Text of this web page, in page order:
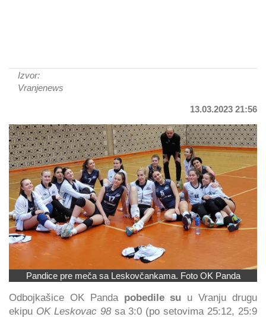
Izvor:
Vranjenews
13.03.2023 21:56
Pandice pre meča sa Leskovčankama. Foto OK Panda
Odbojkašice OK Pandapobedile su u Vranju drugu
ekipu OK Leskovac 98sa 3:0 (po setovima 25:12, 25:9